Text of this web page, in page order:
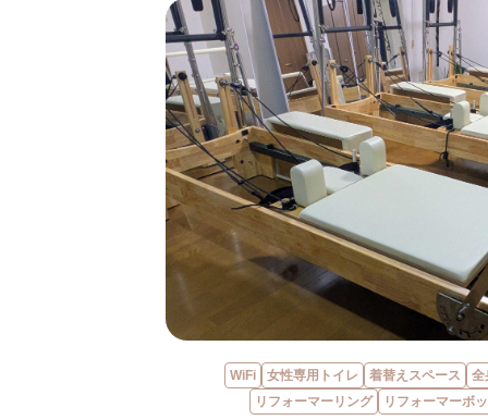
WiFi 女性専用トイレ 着替えスペース 全
リフォーマーリング
リフォーマーボ